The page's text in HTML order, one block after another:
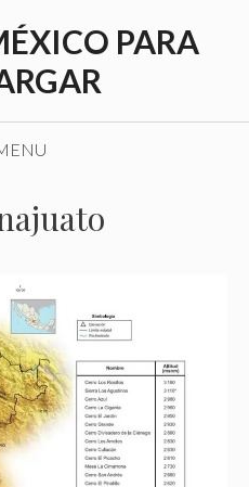
PARA